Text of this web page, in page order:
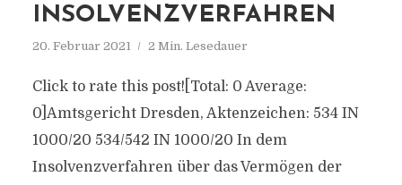
INSOLVENZVERFAHREN
20. Februar 2021 2 Min. Lesedauer
Click to rate this post![Total: 0 Average:
0]Amtsgericht Dresden, Aktenzeichen: 534 IN
1000/20 534/542 IN 1000/20 In dem
Insolvenzverfahren über das Vermögen der